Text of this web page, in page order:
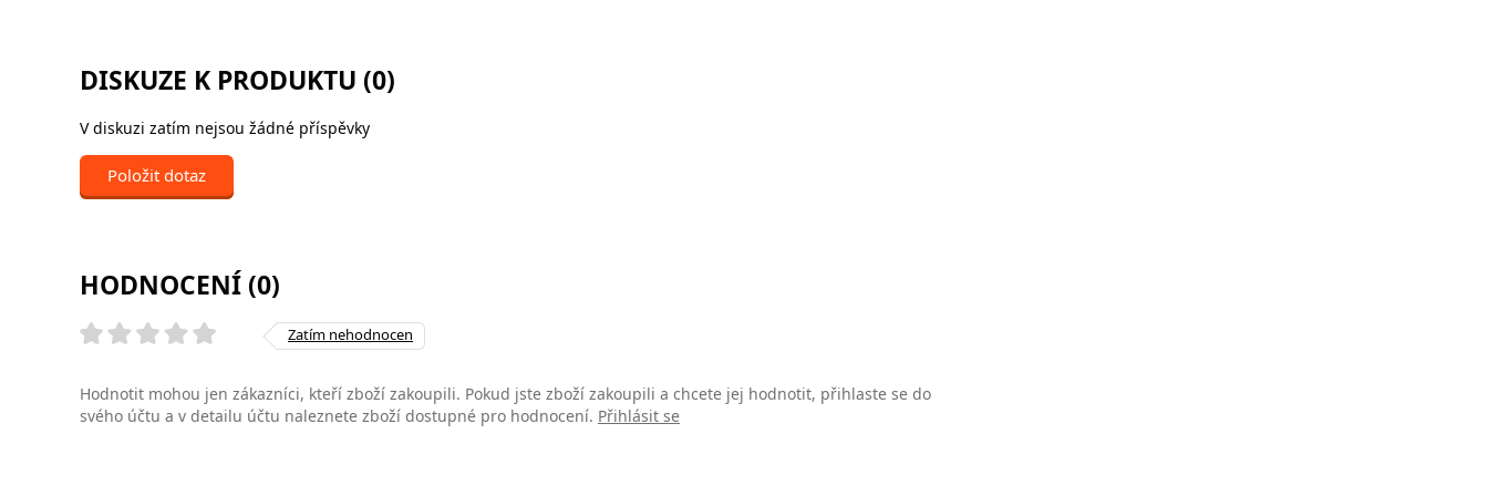
DISKUZE K PRODUKTU (0)
V diskuzi zatím nejsou žádné příspěvky
Položit dotaz
HODNOCENÍ (0)
Zatím nehodnocen
Hodnotit mohou jen zákazníci, kteří zboží zakoupili. Pokud jste zboží zakoupili a chcete jej hodnotit, přihlaste se do
svého účtu a v detailu účtu naleznete zboží dostupné pro hodnocení. Přihlásit se